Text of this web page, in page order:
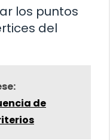
los puntos
del
de